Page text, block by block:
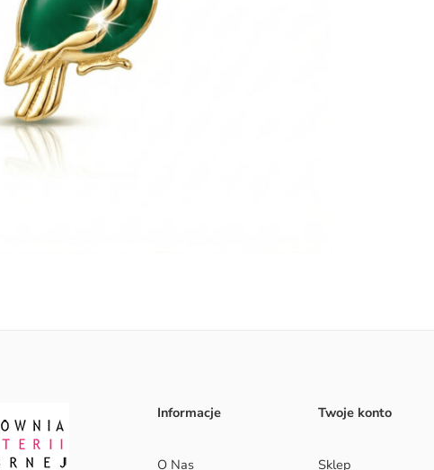
Informacje
O Nas
Twoje konto
Sklep